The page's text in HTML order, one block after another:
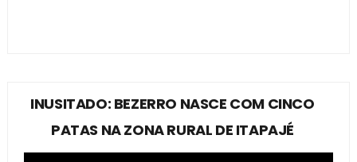
INUSITADO: BEZERRO NASCE COM CINCO
PATAS NA ZONA RURAL DE ITAPAJÉ